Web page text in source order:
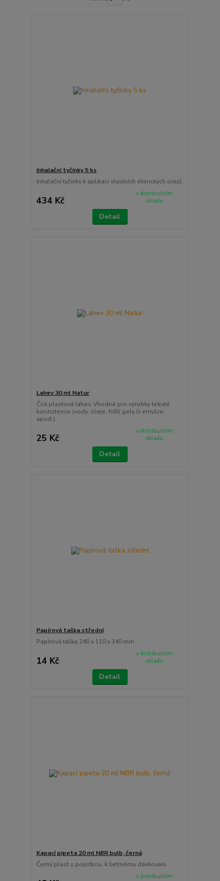
Inhalační tyčinky 5 ks
Inhalační tyčinky k aplikaci vlastních éterických olejů.
434 Kč
v distribučním
skladu
Detail
Lahev 30 ml Natur
Čirá plastová lahev. Vhodné pro výrobky tekuté
konzistence (vody, oleje, řidší gely či emulze,
apod.).
25 Kč
v distribučním
skladu
Detail
Papírová taška střední
Papírová taška 240 x 110 x 340 mm
14 Kč
v distribučním
skladu
Detail
Kapací pipeta 20 ml NBR bulb, černá
Černý plast s pojistkou, k šetrnému dávkování.
v distribučním